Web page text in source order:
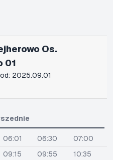
Os.
01
2025.09.01
06:01 06:30
07:00
09:15 09:55
10:35